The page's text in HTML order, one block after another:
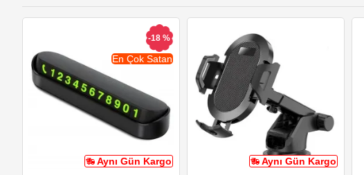
Aynı Gün Kargo
En Çok Satan
-18 %
Aynı Gün Kargo